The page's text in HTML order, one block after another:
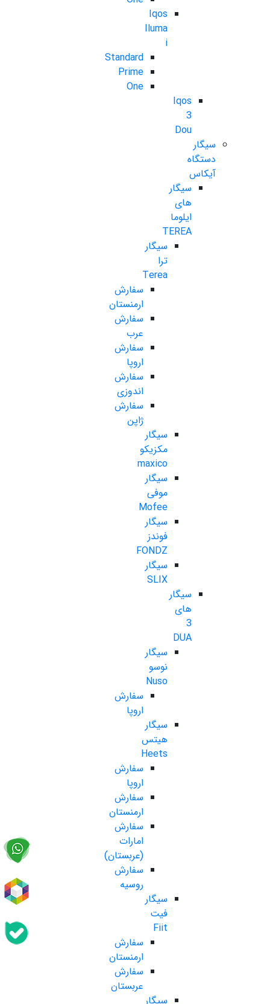
Iqos
Iluma
i
Standard
Prime
One
Iqos
3
Dou
سیگار
دستگاه
آیکاس
سیگار
های
ایلوما
TEREA
سیگار
ترا
Terea
سفارش
ارمنستان
سفارش
عرب
سفارش
اروپا
سفارش
اندوزی
سفارش
ژاپن
سیگار
مکزیکو
maxico
سیگار
موفی
Mofee
سیگار
فوندز
FONDZ
سیگار
SLIX
سیگار
های
3
DUA
سیگار
نوسو
Nuso
سفارش
اروپا
سیگار
هیتس
Heets
سفارش
اروپا
سفارش
ارمنستان
سفارش
امارات
(عربستان)
سفارش
روسیه
سیگار
فیت
Fiit
سفارش
ارمنستان
سفارش
عربستان
سیگار